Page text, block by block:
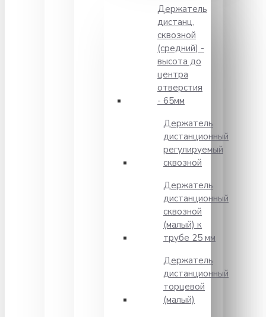
Держатель
дистанц.
сквозной
(средний) -
высота до
центра
отверстия
- 65мм
Держатель
дистанционный
регулируемый
сквозной
Держатель
дистанционный
сквозной
(малый) к
трубе 25 мм
Держатель
дистанционный
торцевой
(малый)